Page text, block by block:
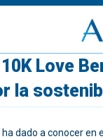
Love
la
ha dado a conocer en